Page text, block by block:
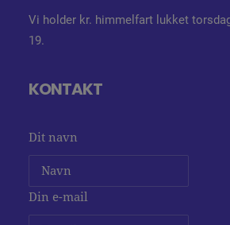
Vi holder kr. himmelfart lukket
19.
KONTAKT
Dit navn
Din e-mail